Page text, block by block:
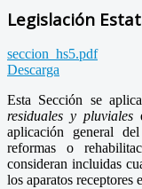
Legislación
seccion_hs5.pdf
Descarga
Esta Sección se
residuales y pluviales
aplicación general
reformas o
consideran incluidas
los aparatos receptores